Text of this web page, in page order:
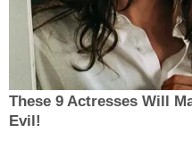
These 9 Actresses Will
Evil!